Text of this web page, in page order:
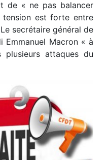
de « ne pas balancer
est forte entre
secrétaire général de
Emmanuel Macron « à
attaques du